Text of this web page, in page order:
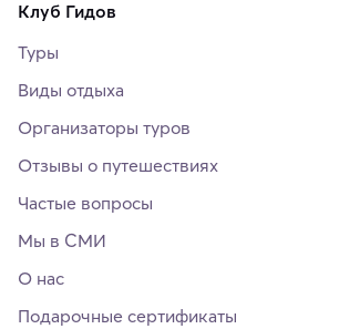
Клуб Гидов
Туры
Виды отдыха
Организаторы туров
Отзывы о путешествиях
Частые вопросы
Мы в СМИ
О нас
Подарочные сертификаты